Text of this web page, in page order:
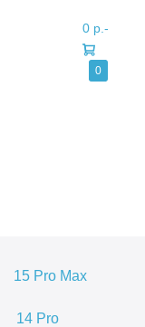
Shopping
Cart
0 р. -
0Items
15 Pro Max
14 Pro